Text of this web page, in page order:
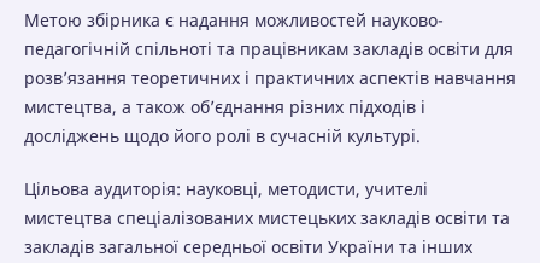
Метою збірника є надання можливостей науково-
педагогічній спільноті та працівникам закладів освіти для
розв’язання теоретичних і практичних аспектів навчання
мистецтва, а також об’єднання різних підходів і
досліджень щодо його ролі в сучасній культурі.
Цільова аудиторія: науковці, методисти, учителі
мистецтва спеціалізованих мистецьких закладів освіти та
закладів загальної середньої освіти України та інших